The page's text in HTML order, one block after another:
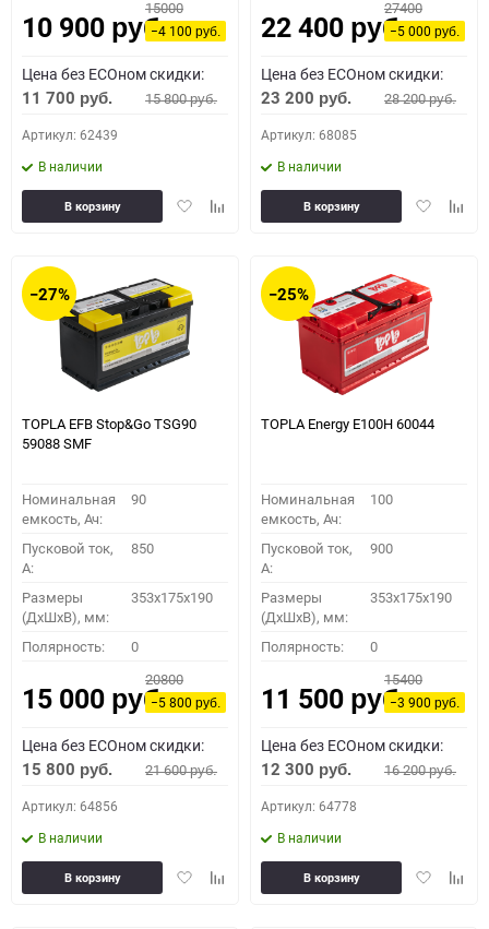
10 900 руб.
15000
−4 100руб.
Цена без ECOном скидки:
11 700 руб. 15 800руб.
Артикул: 62439
В наличии
ДобавитьДобавить
В корзину
22 400 руб.
27400
−5 000руб.
Цена без ECOном скидки:
23 200 руб. 28 200руб.
Артикул: 68085
В наличии
Добавить
В корзину
−27%
TOPLA EFB Stop&Go TSG90
59088 SMF
Номинальная
емкость, Ач:
90
Пусковой ток,
A:
850
Размеры
(ДхШхВ), мм:
353x175x190
Полярность: 0
15 000 руб.
20800
−5 800руб.
Цена без ECOном скидки:
15 800 руб. 21 600руб.
Артикул: 64856
В наличии
ДобавитьДобавить
В корзину
−25%
TOPLA Energy E100H 60044
Номинальная
емкость, Ач:
100
Пусковой ток,
A:
900
Размеры
(ДхШхВ), мм:
353x175x190
Полярность: 0
11 500 руб.
15400
−3 900руб.
Цена без ECOном скидки:
12 300 руб. 16 200руб.
Артикул: 64778
В наличии
Добавить
В корзину